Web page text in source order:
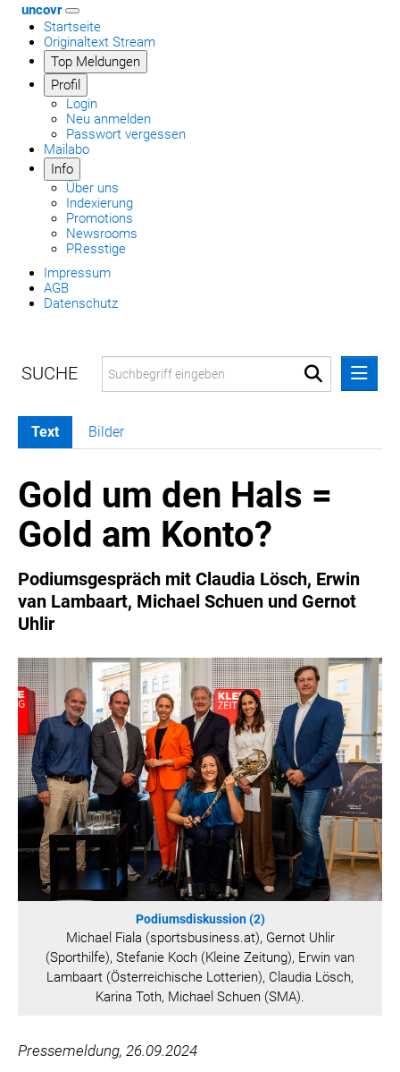
uncovr
Startseite
Originaltext Stream
Top Meldungen
Profil
Login
Neu anmelden
Passwort vergessen
Mailabo
Info
Über uns
Indexierung
Promotions
Newsrooms
PResstige
Impressum
AGB
Datenschutz
MELDUNGEN
COCA-COLA
RÖMERQUELLE
ÖSTERREICHISCHE SPORTHILFE
KESCH
BARFLY'S CLUB
CULINARIUS
RECYCLEMICH-INITIATIVE
VIER HOCH VIER
ALFIES
HANNERSBERG
WILHELM-EXNER-MEDAILLEN STIFTUNG
ADMIRAL SPORTWETTEN
EWP RECYCLING PFAND ÖSTERREICH
ANNEMARIE CHARITY
TRÄGERVEREIN EINWEGPFAND
SPECIAL OLYMPICS ÖSTERREICH
LOGOS
Text Bilder
Gold um den Hals =
Gold am Konto?
Podiumsgespräch mit Claudia Lösch, Erwin
van Lambaart, Michael Schuen und Gernot
Uhlir
Podiumsdiskussion (2)
Michael Fiala (sportsbusiness.at), Gernot Uhlir
(Sporthilfe), Stefanie Koch (Kleine Zeitung), Erwin van
Lambaart (Österreichische Lotterien), Claudia Lösch,
Karina Toth, Michael Schuen (SMA).
Pressemeldung, 26.09.2024